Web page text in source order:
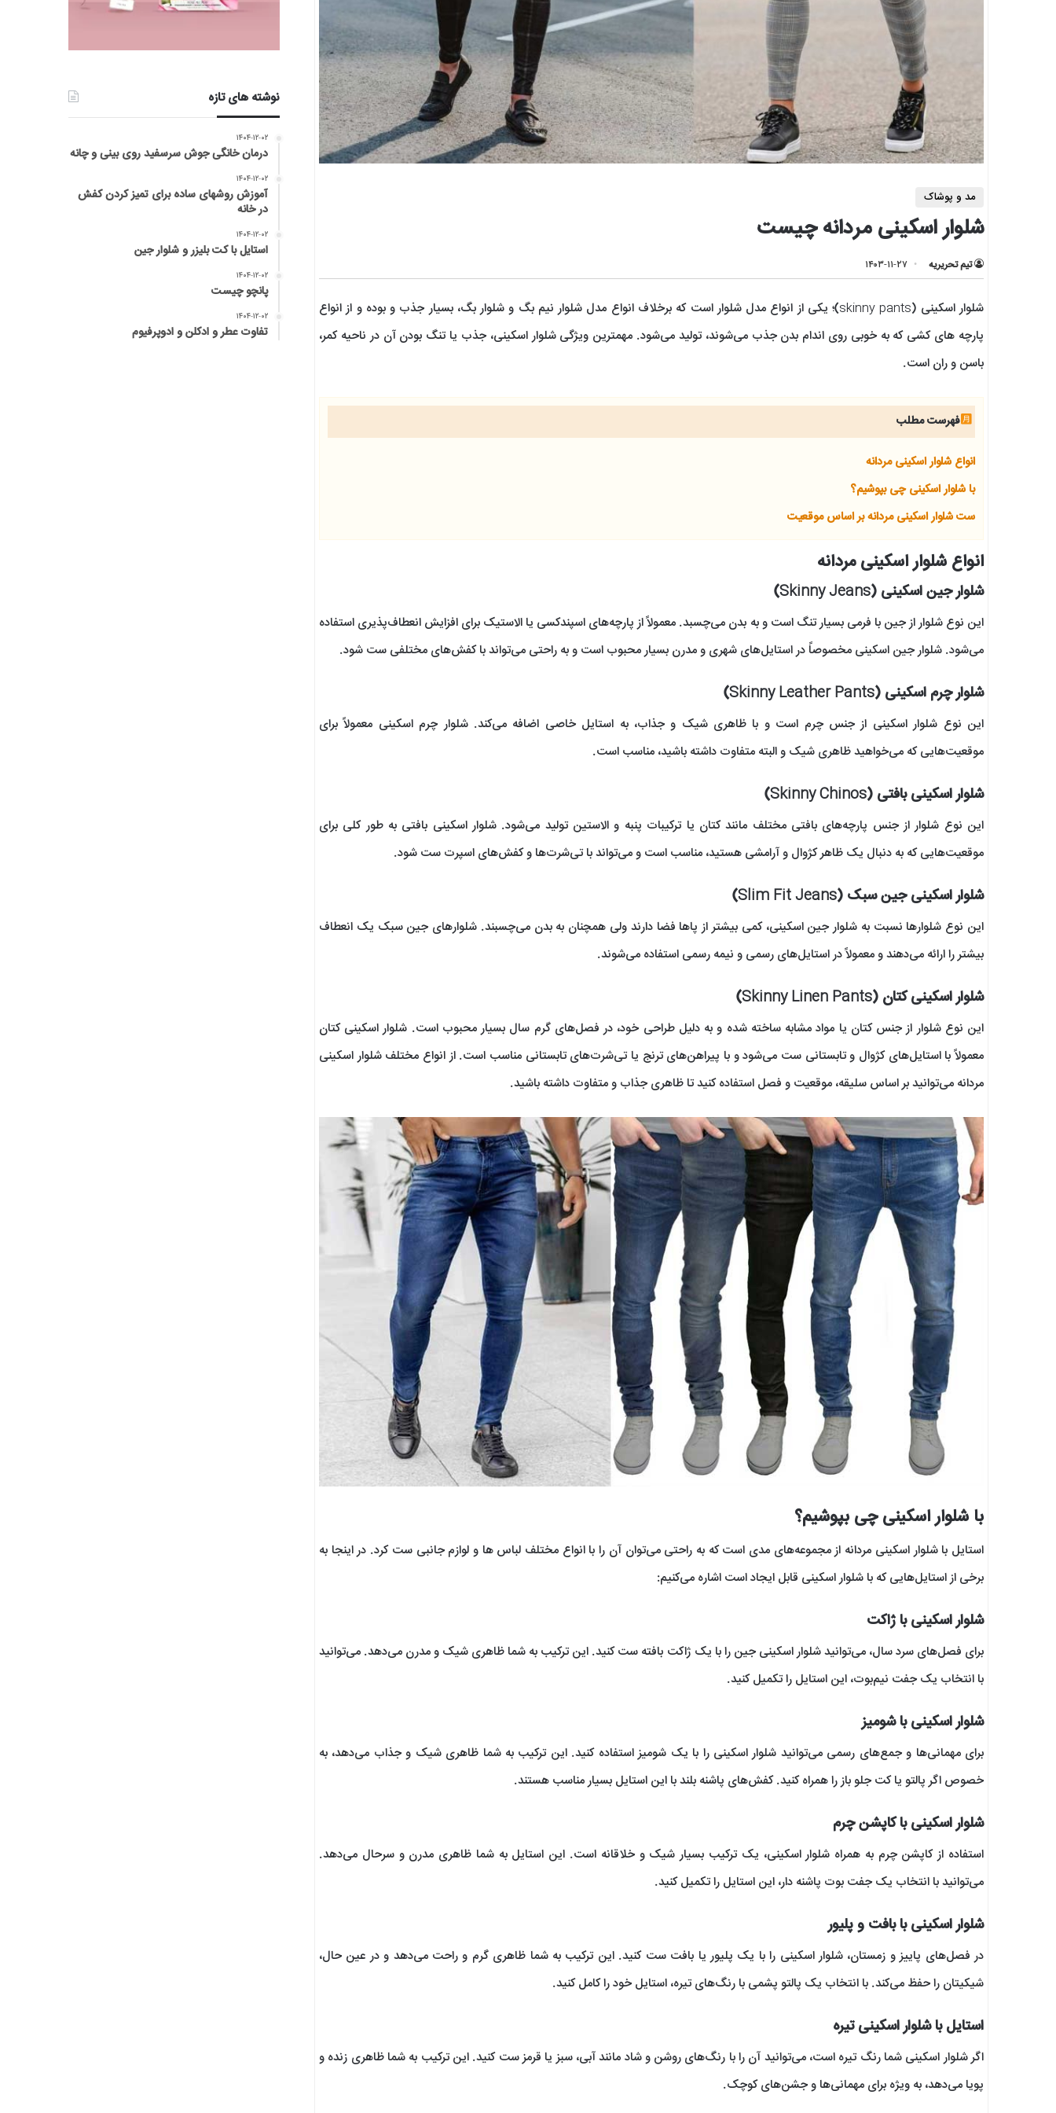
مد و پوشاک
شلوار اسکینی مردانه چیست
تیم تحریریه ۱۴۰۳-۱۱-۲۷
شلوار اسکینی (skinny pants)؛ یکی از انواع مدل شلوار است که برخلاف انواع مدل شلوار نیم بگ و شلوار بگ، بسیار جذب و بوده و از انواع
پارچه های کشی که به خوبی روی اندام بدن جذب می‌شوند، تولید می‌شود. مهمترین ویژگی شلوار اسکینی، جذب یا تنگ بودن آن در ناحیه کمر،
باسن و ران است.
فهرست مطلب
انواع شلوار اسکینی مردانه
با شلوار اسکینی چی بپوشیم؟
ست شلوار اسکینی مردانه بر اساس موقعیت
انواع شلوار اسکینی مردانه
شلوار جین اسکینی (Skinny Jeans)
این نوع شلوار از جین با فرمی بسیار تنگ است و به بدن می‌چسبد. معمولاً از پارچه‌های اسپندکسی یا الاستیک برای افزایش انعطاف‌پذیری استفاده
می‌شود. شلوار جین اسکینی مخصوصاً در استایل‌های شهری و مدرن بسیار محبوب است و به راحتی می‌تواند با کفش‌های مختلفی ست شود.
شلوار چرم اسکینی (Skinny Leather Pants)
این نوع شلوار اسکینی از جنس چرم است و با ظاهری شیک و جذاب، به استایل خاصی اضافه می‌کند. شلوار چرم اسکینی معمولاً برای
موقعیت‌هایی که می‌خواهید ظاهری شیک و البته متفاوت داشته باشید، مناسب است.
شلوار اسکینی بافتی (Skinny Chinos)
این نوع شلوار از جنس پارچه‌های بافتی مختلف مانند کتان یا ترکیبات پنبه و الاستین تولید می‌شود. شلوار اسکینی بافتی به طور کلی برای
موقعیت‌هایی که به دنبال یک ظاهر کژوال و آرامشی هستید، مناسب است و می‌تواند با تی‌شرت‌ها و کفش‌های اسپرت ست شود.
شلوار اسکینی جین سبک (Slim Fit Jeans)
این نوع شلوارها نسبت به شلوار جین اسکینی، کمی بیشتر از پاها فضا دارند ولی همچنان به بدن می‌چسبند. شلوارهای جین سبک یک انعطاف
بیشتر را ارائه می‌دهند و معمولاً در استایل‌های رسمی و نیمه رسمی استفاده می‌شوند.
شلوار اسکینی کتان (Skinny Linen Pants)
این نوع شلوار از جنس کتان یا مواد مشابه ساخته شده و به دلیل طراحی خود، در فصل‌های گرم سال بسیار محبوب است. شلوار اسکینی کتان
معمولاً با استایل‌های کژوال و تابستانی ست می‌شود و با پیراهن‌های ترنج یا تی‌شرت‌های تابستانی مناسب است. از انواع مختلف شلوار اسکینی
مردانه می‌توانید بر اساس سلیقه، موقعیت و فصل استفاده کنید تا ظاهری جذاب و متفاوت داشته باشید.
با شلوار اسکینی چی بپوشیم؟
استایل با شلوار اسکینی مردانه از مجموعه‌های مدی است که به راحتی می‌توان آن را با انواع مختلف لباس ها و لوازم جانبی ست کرد. در اینجا به
برخی از استایل‌هایی که با شلوار اسکینی قابل ایجاد است اشاره می‌کنیم:
شلوار اسکینی با ژاکت
برای فصل‌های سرد سال، می‌توانید شلوار اسکینی جین را با یک ژاکت بافته ست کنید. این ترکیب به شما ظاهری شیک و مدرن می‌دهد. می‌توانید
با انتخاب یک جفت نیم‌بوت، این استایل را تکمیل کنید.
شلوار اسکینی با شومیز
برای مهمانی‌ها و جمع‌های رسمی می‌توانید شلوار اسکینی را با یک شومیز استفاده کنید. این ترکیب به شما ظاهری شیک و جذاب می‌دهد، به
خصوص اگر پالتو یا کت جلو باز را همراه کنید. کفش‌های پاشنه بلند با این استایل بسیار مناسب هستند.
شلوار اسکینی با کاپشن چرم
استفاده از کاپشن چرم به همراه شلوار اسکینی، یک ترکیب بسیار شیک و خلاقانه است. این استایل به شما ظاهری مدرن و سرحال می‌دهد.
می‌توانید با انتخاب یک جفت بوت پاشنه دار، این استایل را تکمیل کنید.
شلوار اسکینی با بافت و پلیور
در فصل‌های پاییز و زمستان، شلوار اسکینی را با یک پلیور یا بافت ست کنید. این ترکیب به شما ظاهری گرم و راحت می‌دهد و در عین حال،
شیکیتان را حفظ می‌کند. با انتخاب یک پالتو پشمی با رنگ‌های تیره، استایل خود را کامل کنید.
استایل با شلوار اسکینی تیره
اگر شلوار اسکینی شما رنگ تیره است، می‌توانید آن را با رنگ‌های روشن و شاد مانند آبی، سبز یا قرمز ست کنید. این ترکیب به شما ظاهری زنده و
پویا می‌دهد، به ویژه برای مهمانی‌ها و جشن‌های کوچک.
نوشته های تازه
۱۴۰۴-۱۲-۰۲
درمان خانگی جوش سرسفید روی بینی و چانه
۱۴۰۴-۱۲-۰۲
آموزش روشهای ساده برای تمیز کردن کفش
در خانه
۱۴۰۴-۱۲-۰۲
استایل با کت بلیزر و شلوار جین
۱۴۰۴-۱۲-۰۲
پانچو چیست
۱۴۰۴-۱۲-۰۲
تفاوت عطر و ادکلن و ادوپرفیوم